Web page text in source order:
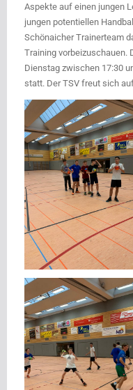
Aspekte auf einen jungen
jungen potentiellen
Schönaicher Trainerteam
Training vorbeizuschauen.
Dienstag zwischen 17:30
statt. Der TSV freut sich